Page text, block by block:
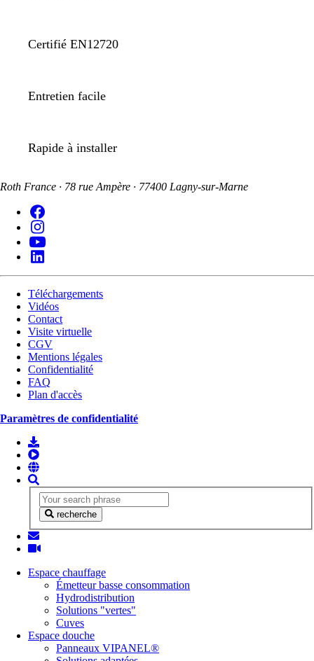
Certifié EN12720
Entretien facile
Rapide à installer
Roth France · 78 rue Ampère · 77400 Lagny-sur-Marne
Téléchargements
Vidéos
Contact
Visite virtuelle
CGV
Mentions légales
Confidentialité
FAQ
Plan d'accès
Paramètres de confidentialité
recherche
Espace chauffage
Émetteur basse consommation
Hydrodistribution
Solutions "vertes"
Cuves
Espace douche
Panneaux VIPANEL®